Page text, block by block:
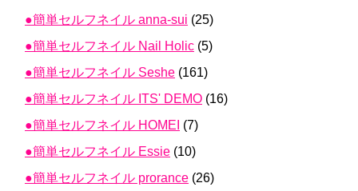
●簡単セルフネイル anna-sui (25)
●簡単セルフネイル Nail Holic (5)
●簡単セルフネイル Seshe (161)
●簡単セルフネイル ITS' DEMO (16)
●簡単セルフネイル HOMEI (7)
●簡単セルフネイル Essie (10)
●簡単セルフネイル prorance (26)